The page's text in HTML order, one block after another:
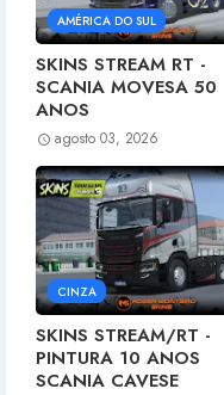
AMÉRICA DO SUL
SKINS STREAM RT -
SCANIA MOVESA 50
ANOS
agosto 03, 2026
CINZA
SKINS STREAM/RT -
PINTURA 10 ANOS
SCANIA CAVESE